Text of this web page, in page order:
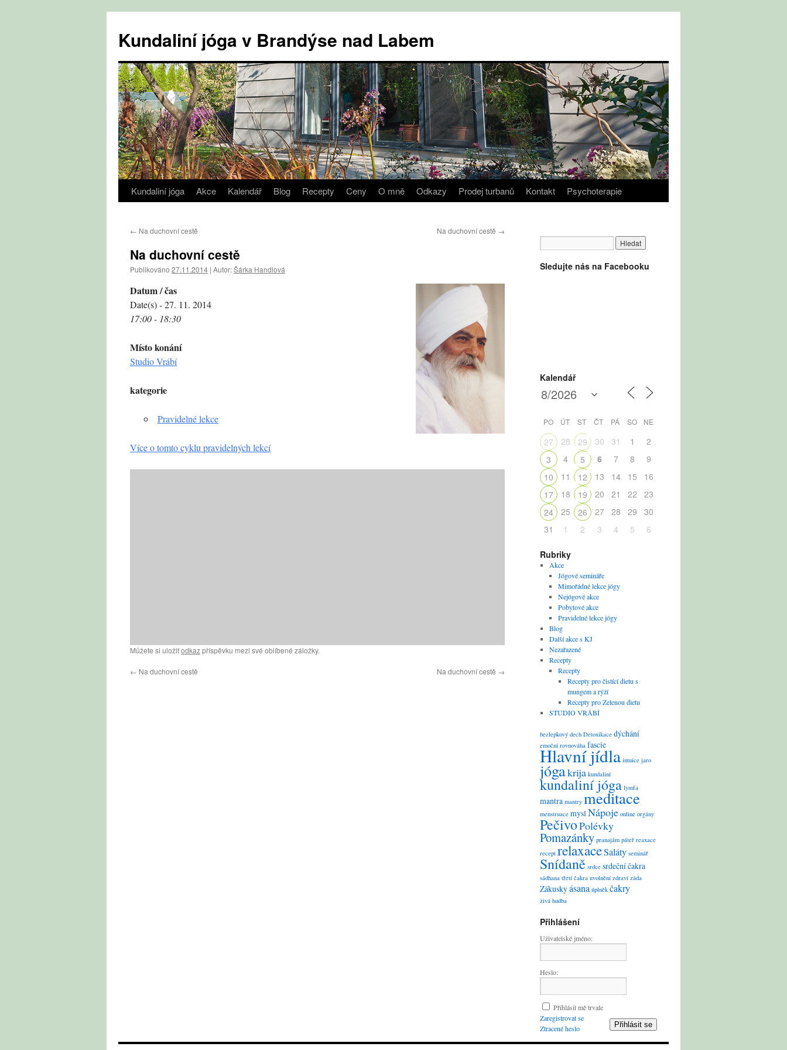
obsahu
webu
Kundaliní jóga v Brandýse nad Labem
Kundaliní jóga Akce Kalendář Blog Recepty Ceny O mně Odkazy Prodej turbanů Kontakt Psychoterapie
← Na duchovní cestě Na duchovní cestě →
Na duchovní cestě
Publikováno 27.11.2014 | Autor:Šárka Handlová
Datum / čas
Date(s) - 27. 11. 2014
17:00 - 18:30
Místo konání
Studio Vrábí
kategorie
Pravidelné lekce
Více o tomto cyklu pravidelných lekcí
Můžete si uložitodkazpříspěvku mezi své oblíbené záložky.
← Na duchovní cestě Na duchovní cestě →
Sledujte nás na Facebooku
Kalendář
PO ÚT ST ČT PÁ SO NE
27 28 29 30 31 1
2
3
4 5 6 7 8
9
10
11 12 13 14 15
16
17
18 19 20 21 22
23
24
25 26 27 28 29
30
31
1 2 3 4 5 6
Rubriky
Akce
Jógové semináře
Mimořádné lekce jógy
Nejógové akce
Pobytové akce
Pravidelné lekce jógy
Blog
Další akce s KJ
Nezařazené
Recepty
Recepty
Recepty pro čistící dietu s
mungem a rýží
Recepty pro Zelenou dietu
STUDIO VRÁBÍ
bezlepkový dech Detoxikace dýchání
emoční rovnováha fascie
Hlavní jídla intuice jaro
jógakrija kundaliní
kundaliní jóga lymfa
mantra mantry meditace
menstruace myslNápoje online orgány
PečivoPolévky
Pomazánky pranajám páteř reaxace
recept relaxaceSaláty seminář
Snídaně srdce srdeční čakra
sádhana třetí čakra uvolnění zdraví záda
Zákuskyásana úplněk čakry
živá hudba
Přihlášení
Uživatelské jméno:
Heslo:
Přihlásit mě trvale
Přihlásit se
Zaregistrovat se
Ztracené heslo